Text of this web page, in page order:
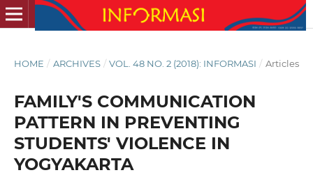
HOME / ARCHIVES / VOL. 48 NO. 2 (2018): INFORMASI / Articles
FAMILY'S COMMUNICATION
PATTERN IN PREVENTING
STUDENTS' VIOLENCE IN
YOGYAKARTA